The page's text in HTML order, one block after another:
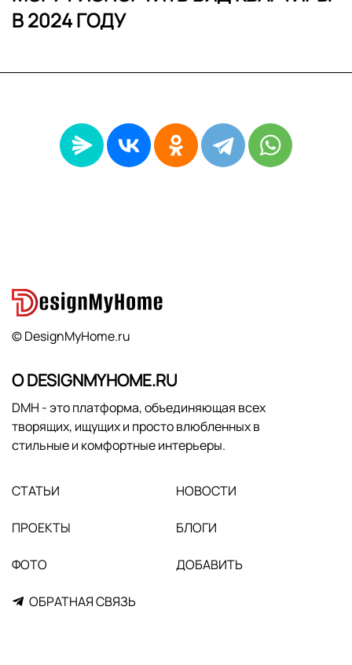
В 2024 ГОДУ
© DesignMyHome.ru
О DESIGNMYHOME.RU
DMH - это платформа, объединяющая всех
творящих, ищущих и просто влюбленных в
стильные и комфортные интерьеры.
СТАТЬИ НОВОСТИ
ПРОЕКТЫ БЛОГИ
ФОТО ДОБАВИТЬ
ОБРАТНАЯ СВЯЗЬ